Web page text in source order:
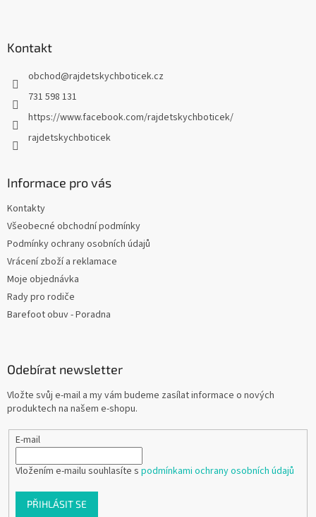
Kontakt
obchod@rajdetskychboticek.cz
731 598 131
https://www.facebook.com/rajdetskychboticek/
rajdetskychboticek
Informace pro vás
Kontakty
Všeobecné obchodní podmínky
Podmínky ochrany osobních údajů
Vrácení zboží a reklamace
Moje objednávka
Rady pro rodiče
Barefoot obuv - Poradna
Odebírat newsletter
Vložte svůj e-mail a my vám budeme zasílat informace o nových
produktech na našem e-shopu.
E-mail
Vložením e-mailu souhlasíte s podmínkami ochrany osobních údajů
PŘIHLÁSIT SE